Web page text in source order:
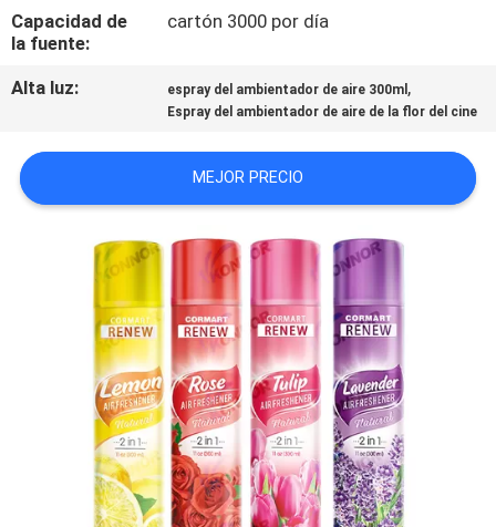
PIDA
UNA
COMPANY
Capacidad de
la fuente:
cartón 3000 por día
Alta luz: espray del ambientador de aire 300ml ,
Espray del ambientador de aire de la flor del cine
MEJOR PRECIO